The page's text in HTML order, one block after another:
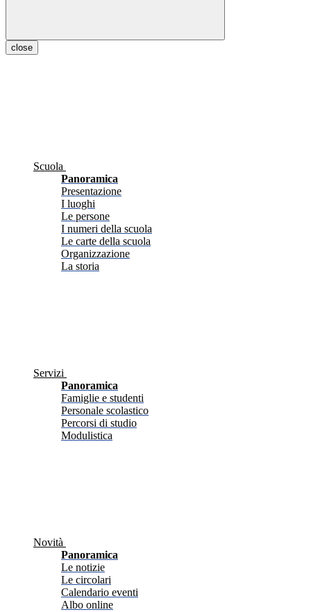
close
Scuola
Panoramica
Presentazione
I luoghi
Le persone
I numeri della scuola
Le carte della scuola
Organizzazione
La storia
Servizi
Panoramica
Famiglie e studenti
Personale scolastico
Percorsi di studio
Modulistica
Novità
Panoramica
Le notizie
Le circolari
Calendario eventi
Albo online